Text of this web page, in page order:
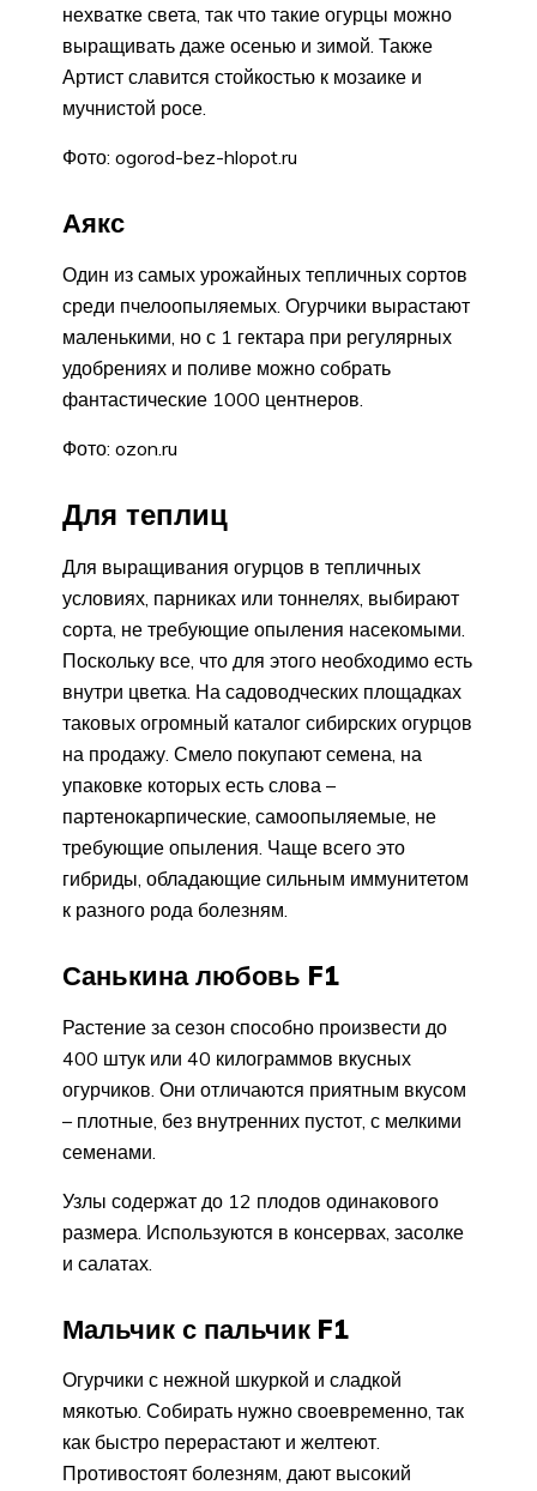
нехватке света, так что такие огурцы можно
выращивать даже осенью и зимой. Также
Артист славится стойкостью к мозаике и
мучнистой росе.
Фото: ogorod-bez-hlopot.ru
Аякс
Один из самых урожайных тепличных сортов
среди пчелоопыляемых. Огурчики вырастают
маленькими, но с 1 гектара при регулярных
удобрениях и поливе можно собрать
фантастические 1000 центнеров.
Фото: ozon.ru
Для теплиц
Для выращивания огурцов в тепличных
условиях, парниках или тоннелях, выбирают
сорта, не требующие опыления насекомыми.
Поскольку все, что для этого необходимо есть
внутри цветка. На садоводческих площадках
таковых огромный каталог сибирских огурцов
на продажу. Смело покупают семена, на
упаковке которых есть слова –
партенокарпические, самоопыляемые, не
требующие опыления. Чаще всего это
гибриды, обладающие сильным иммунитетом
к разного рода болезням.
Санькина любовь F1
Растение за сезон способно произвести до
400 штук или 40 килограммов вкусных
огурчиков. Они отличаются приятным вкусом
– плотные, без внутренних пустот, с мелкими
семенами.
Узлы содержат до 12 плодов одинакового
размера. Используются в консервах, засолке
и салатах.
Мальчик с пальчик F1
Огурчики с нежной шкуркой и сладкой
мякотью. Собирать нужно своевременно, так
как быстро перерастают и желтеют.
Противостоят болезням, дают высокий